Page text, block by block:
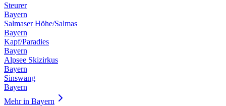
Steurer
Bayern
Salmaser Höhe/Salmas
Bayern
Kapf/Paradies
Bayern
Alpsee Skizirkus
Bayern
Sinswang
Bayern
Mehr in Bayern